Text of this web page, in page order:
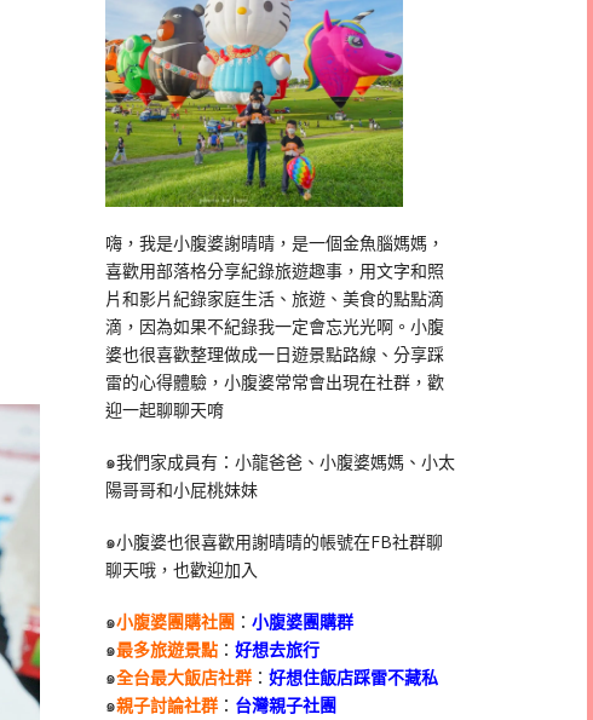
嗨，我是小腹婆謝晴晴，是一個金魚腦媽媽，
喜歡用部落格分享紀錄旅遊趣事，用文字和照
片和影片紀錄家庭生活、旅遊、美食的點點滴
滴，因為如果不紀錄我一定會忘光光啊。小腹
婆也很喜歡整理做成一日遊景點路線、分享踩
雷的心得體驗，小腹婆常常會出現在社群，歡
迎一起聊聊天唷
๑我們家成員有：小龍爸爸、小腹婆媽媽、小太
陽哥哥和小屁桃妹妹
๑小腹婆也很喜歡用謝晴晴的帳號在FB社群聊
聊天哦，也歡迎加入
๑小腹婆團購社團 ：小腹婆團購群
๑最多旅遊景點 ：好想去旅行
๑全台最大飯店社群 ：好想住飯店踩雷不藏私
๑親子討論社群 ： 台灣親子社團